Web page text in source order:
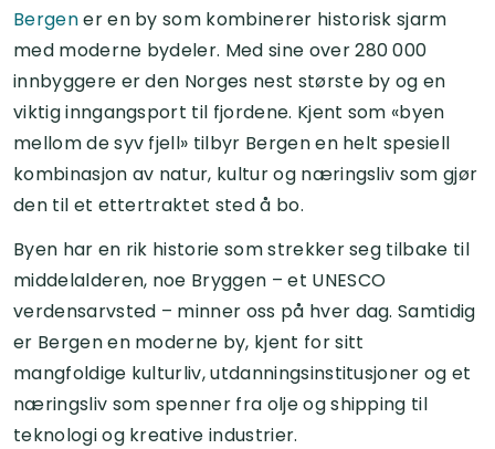
Bergener en by som kombinerer historisk sjarm
med moderne bydeler. Med sine over 280 000
innbyggere er den Norges nest største by og en
viktig inngangsport til fjordene. Kjent som «byen
mellom de syv fjell» tilbyr Bergen en helt spesiell
kombinasjon av natur, kultur og næringsliv som gjør
den til et ettertraktet sted å bo.
Byen har en rik historie som strekker seg tilbake til
middelalderen, noe Bryggen – et UNESCO
verdensarvsted – minner oss på hver dag. Samtidig
er Bergen en moderne by, kjent for sitt
mangfoldige kulturliv, utdanningsinstitusjoner og et
næringsliv som spenner fra olje og shipping til
teknologi og kreative industrier.